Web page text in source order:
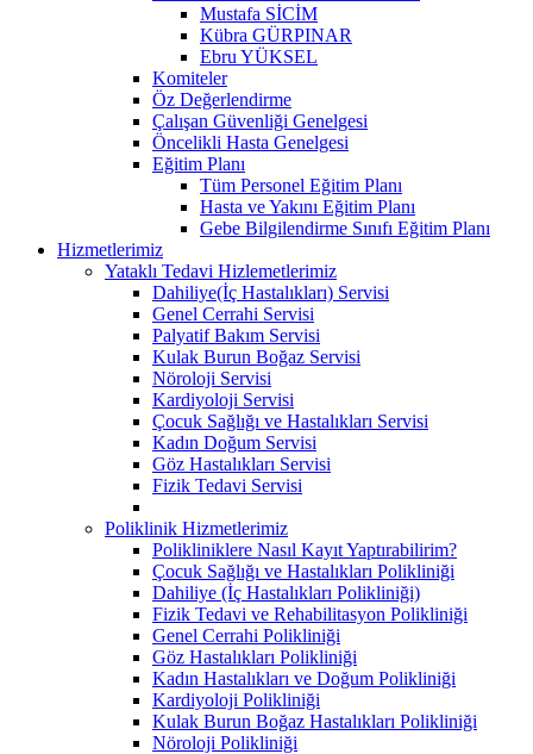
Mustafa SİCİM
Kübra GÜRPINAR
Ebru YÜKSEL
Komiteler
Öz Değerlendirme
Çalışan Güvenliği Genelgesi
Öncelikli Hasta Genelgesi
Eğitim Planı
Tüm Personel Eğitim Planı
Hasta ve Yakını Eğitim Planı
Gebe Bilgilendirme Sınıfı Eğitim Planı
Hizmetlerimiz
Yataklı Tedavi Hizlemetlerimiz
Dahiliye(İç Hastalıkları) Servisi
Genel Cerrahi Servisi
Palyatif Bakım Servisi
Kulak Burun Boğaz Servisi
Nöroloji Servisi
Kardiyoloji Servisi
Çocuk Sağlığı ve Hastalıkları Servisi
Kadın Doğum Servisi
Göz Hastalıkları Servisi
Fizik Tedavi Servisi
Poliklinik Hizmetlerimiz
Polikliniklere Nasıl Kayıt Yaptırabilirim?
Çocuk Sağlığı ve Hastalıkları Polikliniği
Dahiliye (İç Hastalıkları Polikliniği)
Fizik Tedavi ve Rehabilitasyon Polikliniği
Genel Cerrahi Polikliniği
Göz Hastalıkları Polikliniği
Kadın Hastalıkları ve Doğum Polikliniği
Kardiyoloji Polikliniği
Kulak Burun Boğaz Hastalıkları Polikliniği
Nöroloji Polikliniği